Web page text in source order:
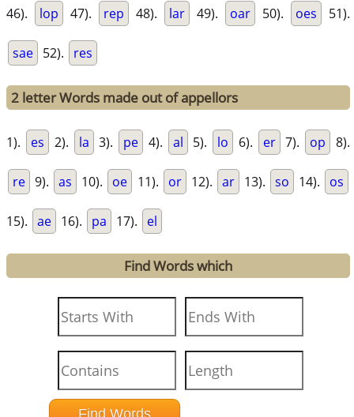
46). lop 47). rep 48). lar 49). oar 50). oes 51).
sae 52). res
2 letter Words made out of appellors
1). es 2). la 3). pe 4). al 5). lo 6). er 7). op 8).
re 9). as 10). oe 11). or 12). ar 13). so 14). os
15). ae 16). pa 17). el
Find Words which